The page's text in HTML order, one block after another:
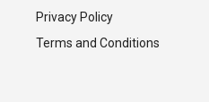
Privacy Policy
Terms and Conditions